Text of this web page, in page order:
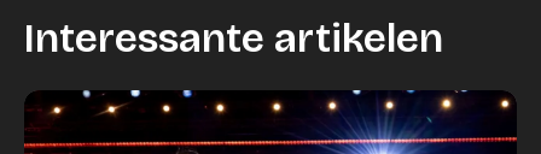
Interessante artikelen